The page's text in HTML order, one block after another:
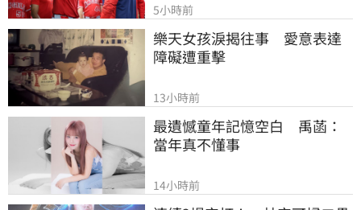
5小時前
樂天女孩淚揭往事　愛意表達
障礙遭重擊
13小時前
最遺憾童年記憶空白　禹菡：
當年真不懂事
14小時前